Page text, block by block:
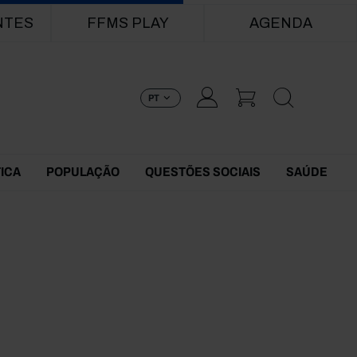
FFMS PLAY AGENDA
PT
POPULAÇÃO QUESTÕES SOCIAIS SAÚDE